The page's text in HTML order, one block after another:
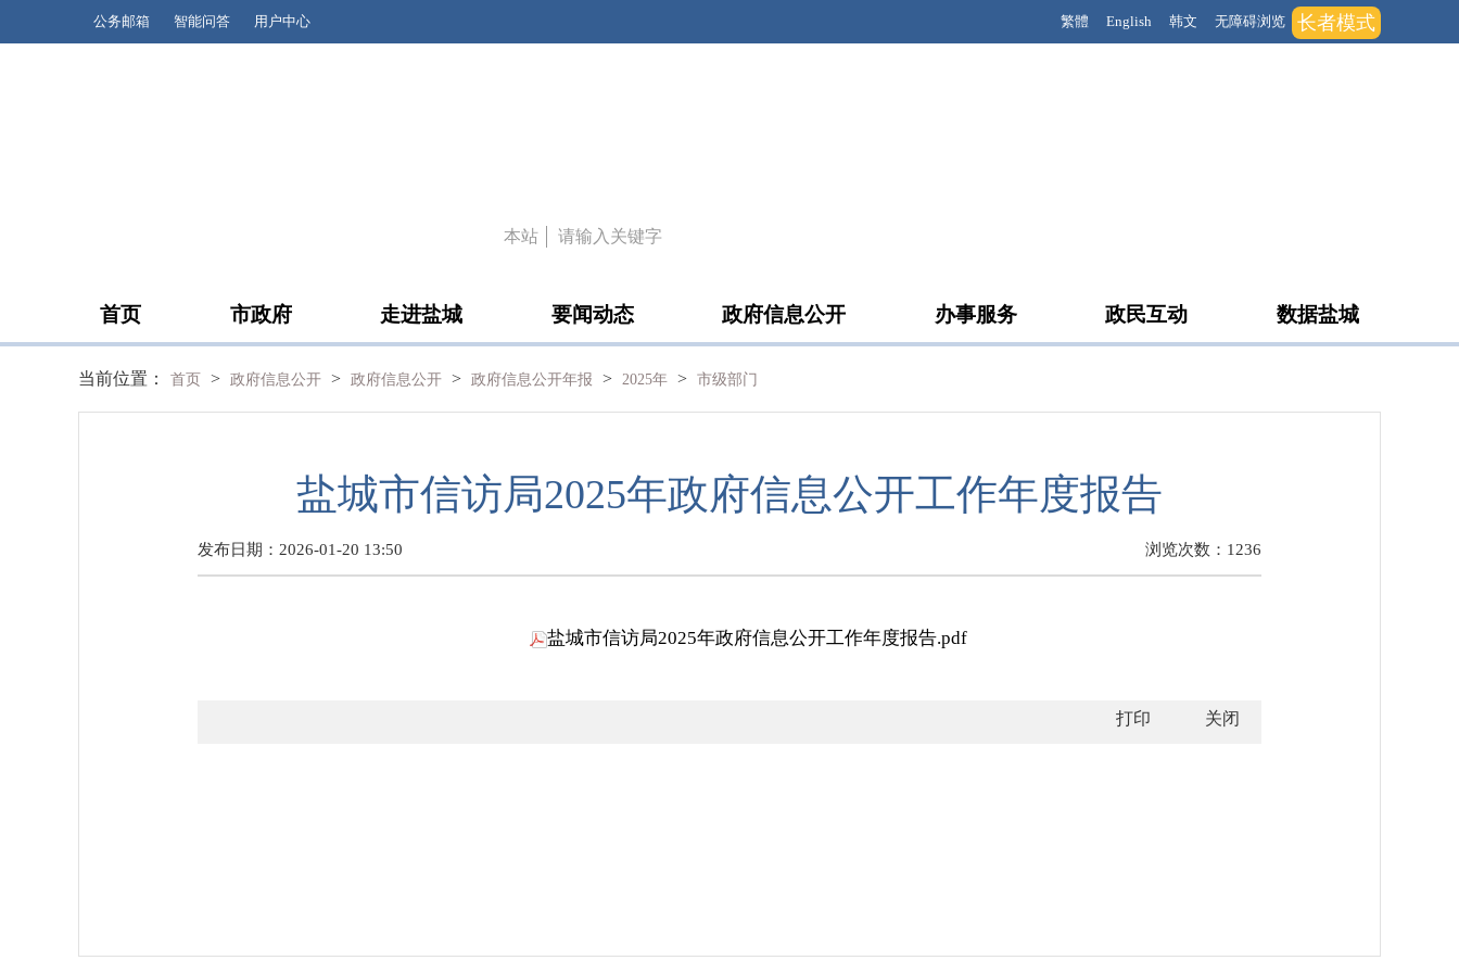
长者模式
公务邮箱 智能问答 用户中心 繁體 English 韩文 无障碍浏览
本站
首页 市政府 走进盐城 要闻动态 政府信息公开 办事服务 政民互动 数据盐城
当前位置： 首页 > 政府信息公开 > 政府信息公开 > 政府信息公开年报 > 2025年 > 市级部门
盐城市信访局2025年政府信息公开工作年度报告
发布日期：2026-01-20 13:50 浏览次数： 1236
盐城市信访局2025年政府信息公开工作年度报告.pdf
打印 关闭